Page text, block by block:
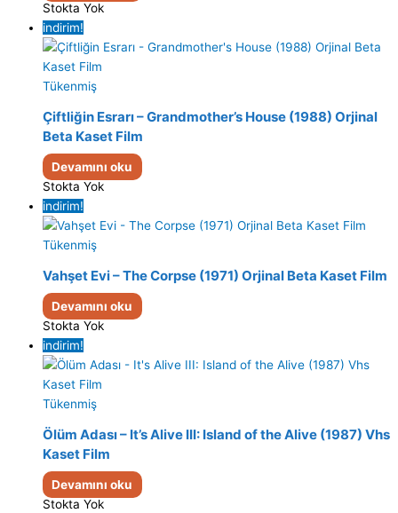
Stokta Yok
indirim!
Tükenmiş
Çiftliğin Esrarı – Grandmother’s House (1988) Orjinal
Beta Kaset Film
Devamını oku
Stokta Yok
indirim!
Tükenmiş
Vahşet Evi – The Corpse (1971) Orjinal Beta Kaset Film
Devamını oku
Stokta Yok
indirim!
Tükenmiş
Ölüm Adası – It’s Alive III: Island of the Alive (1987) Vhs
Kaset Film
Devamını oku
Stokta Yok